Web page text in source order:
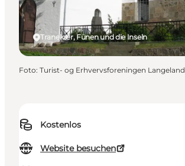
Kostenlos
Website besuchen
Tranekær, Fünen und die Inseln
Foto: Turist- og Erhvervsforeningen Langeland